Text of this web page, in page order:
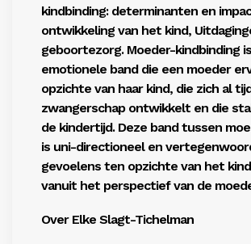
kindbinding: determinanten en
ontwikkeling van het kind,
geboortezorg. Moeder-kindbinding
emotionele band die een moeder
opzichte van haar kind, die zich al
zwangerschap ontwikkelt en die
de kindertijd. Deze band tussen
is uni-directioneel en
gevoelens ten opzichte van het
vanuit het perspectief van de
Over Elke Slagt-Tichelman